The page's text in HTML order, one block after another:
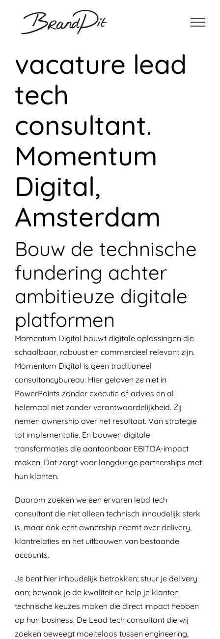
inhoud
vacature lead
tech
consultant.
Momentum
Digital,
Amsterdam
Bouw de technische
fundering achter
ambitieuze digitale
platformen
Momentum Digital bouwt digitale oplossingen die
schaalbaar, robuust en commercieel relevant zijn.
Momentum Digital is geen traditioneel
consultancybureau. Hier geloven ze niet in
PowerPoints zonder executie of advies en al
helemaal niet zonder verantwoordelijkheid. Zij
nemen ownership over het resultaat. Van strategie
tot implementatie. En bouwen digitale
transformaties die aantoonbaar EBITDA-impact
maken. Dat zorgt voor langdurige partnerships met
hun klanten.
Daarom zoeken we een ervaren lead tech
consultant die niet alleen technisch inhoudelijk sterk
is, maar ook echt ownership neemt over delivery,
klantrelaties en het uitbouwen van bestaande
accounts.
Je bent hier inhoudelijk betrokken; stuur je delivery
aan; bewaak je de kwaliteit en help je klanten
technische keuzes maken die direct impact hebben
op hun business. De Lead tech consultant die wij
zoeken beweegt moeiteloos tussen engineering,